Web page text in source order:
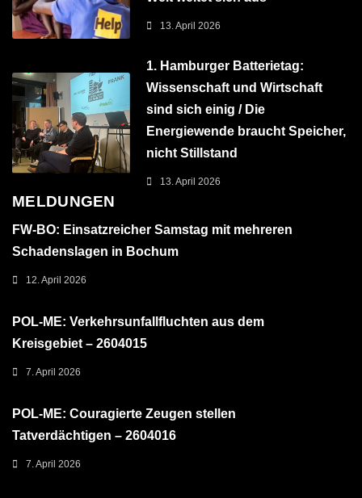
13. April 2026
1. Hamburger Batterietag:
Wissenschaft und Wirtschaft
sind sich einig / Die
Energiewende braucht Speicher,
nicht Stillstand
13. April 2026
MELDUNGEN
FW-BO: Einsatzreicher Samstag mit mehreren
Schadenslagen in Bochum
12. April 2026
POL-ME: Verkehrsunfallfluchten aus dem
Kreisgebiet – 2604015
7. April 2026
POL-ME: Couragierte Zeugen stellen
Tatverdächtigen – 2604016
7. April 2026